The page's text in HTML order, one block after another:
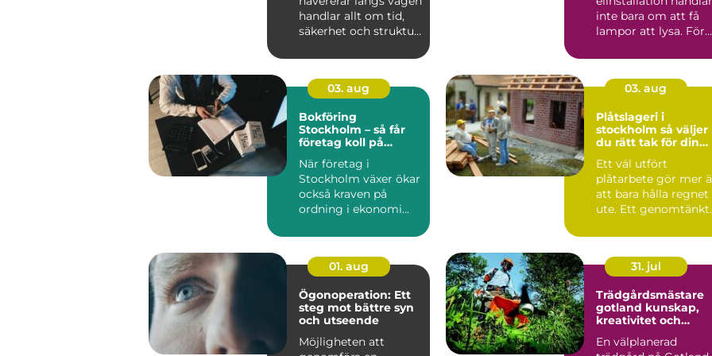
handlar allt om tid,
säkerhet och struktur.
inte bara om att få
lampor att lysa. För
fastighetsägar...
03. aug
Bokföring
Stockholm – så får
företag koll på
När företag i
Stockholm växer ökar
också kraven på
ordning i ekonomi...
03. aug
Plåtslageri i
stockholm så väljer
du rätt tak för din
Ett väl utfört
plåtarbete gör mer
att bara hålla regnet
ute. Ett genomtänkt
fasad...
01. aug
Ögonoperation: Ett
steg mot bättre syn
och utseende
Möjligheten att
31. jul
Trädgårdsmästare
gotland kunskap,
kreativitet och
En välplanerad